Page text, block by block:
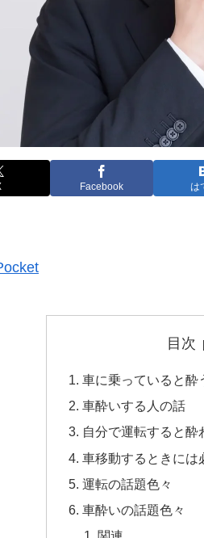
Facebook は
目次
車に乗っていると酔
車酔いする人の話
自分で運転すると酔
車移動するときには
運転の話題色々
車酔いの話題色々